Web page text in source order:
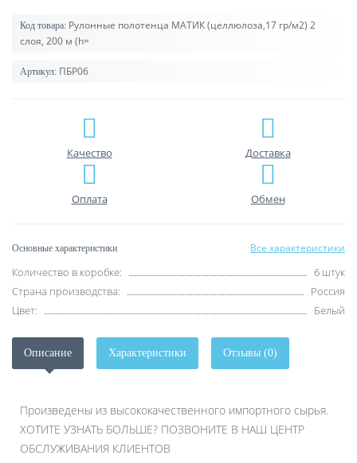
Код товара: Рулонные полотенца МАТИК (целлюлоза,17 гр/м2) 2
слоя, 200 м (h=
Артикул: ПБР06
Качество Доставка
Оплата Обмен
Основные характеристики Все характеристики
Количество в коробке:
6 штук
Страна производства:
Россия
Цвет:
Белый
Описание Характеристики Отзывы (0)
Произведены из высококачественного импортного сырья.
ХОТИТЕ УЗНАТЬ БОЛЬШЕ? ПОЗВОНИТЕ В НАШ ЦЕНТР
ОБСЛУЖИВАНИЯ КЛИЕНТОВ